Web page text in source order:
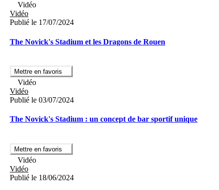
Vidéo
Vidéo
Publié le 17/07/2024
The Novick's Stadium et les Dragons de Rouen
Mettre en favoris
Vidéo
Vidéo
Publié le 03/07/2024
The Novick's Stadium : un concept de bar sportif unique
Mettre en favoris
Vidéo
Vidéo
Publié le 18/06/2024